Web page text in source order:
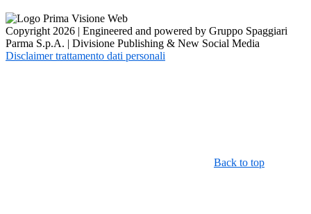
Copyright 2026 | Engineered and powered by Gruppo Spaggiari
Parma S.p.A. | Divisione Publishing & New Social Media
Disclaimer trattamento dati personali
Back to top